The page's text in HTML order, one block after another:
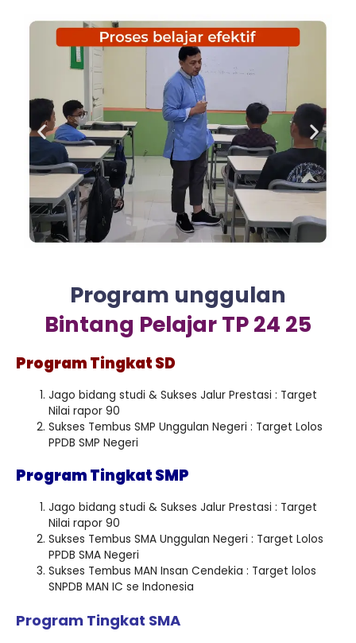
Program unggulan
Bintang Pelajar TP 24 25
Program Tingkat SD
Jago bidang studi & Sukses Jalur Prestasi : Target
Nilai rapor 90
Sukses Tembus SMP Unggulan Negeri : Target Lolos
PPDB SMP Negeri
Program Tingkat SMP
Jago bidang studi & Sukses Jalur Prestasi : Target
Nilai rapor 90
Sukses Tembus SMA Unggulan Negeri : Target Lolos
PPDB SMA Negeri
Sukses Tembus MAN Insan Cendekia : Target lolos
SNPDB MAN IC se Indonesia
Program Tingkat SMA